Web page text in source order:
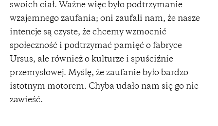
swoich ciał. Ważne więc było podtrzymanie
wzajemnego zaufania; oni zaufali nam, że nasze
intencje są czyste, że chcemy wzmocnić
społeczność i podtrzymać pamięć o fabryce
Ursus, ale również o kulturze i spuściźnie
przemysłowej. Myślę, że zaufanie było bardzo
istotnym motorem. Chyba udało nam się go nie
zawieść.